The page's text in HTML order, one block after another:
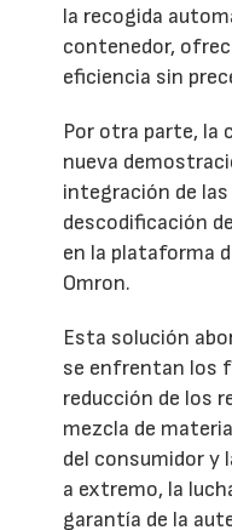
la recogida
contenedor,
eficiencia sin
Por otra parte, la
nueva
integración de las
descodificación
en la plataforma
Omron.
Esta solución
se enfrentan los
reducción de los
mezcla de
del consumidor y
a extremo, la
garantía de la